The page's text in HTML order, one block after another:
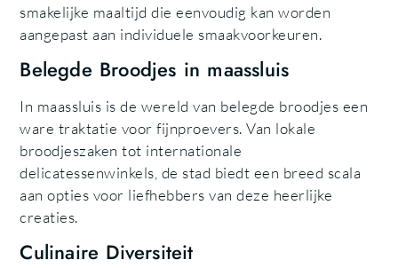
smakelijke maaltijd die eenvoudig kan worden
aangepast aan individuele smaakvoorkeuren.
Belegde Broodjes in maassluis
In maassluis is de wereld van belegde broodjes een
ware traktatie voor fijnproevers. Van lokale
broodjeszaken tot internationale
delicatessenwinkels, de stad biedt een breed scala
aan opties voor liefhebbers van deze heerlijke
creaties.
Culinaire Diversiteit